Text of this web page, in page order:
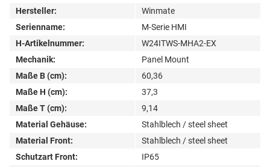
Hersteller:
Winmate
Serienname:
M-Serie HMI
H-Artikelnummer:
W24ITWS-MHA2-EX
Mechanik:
Panel Mount
Maße B (cm):
60,36
Maße H (cm):
37,3
Maße T (cm):
9,14
Material Gehäuse:
Stahlblech / steel sheet
Material Front:
Stahlblech / steel sheet
Schutzart Front:
IP65